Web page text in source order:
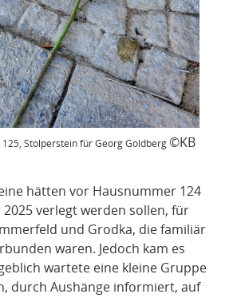
Stolperstein für Georg Goldberg©KB
hätten vor Hausnummer 124
verlegt werden sollen, für
und Grodka, die familiär
waren. Jedoch kam es
wartete eine kleine Gruppe
durch Aushänge informiert, auf